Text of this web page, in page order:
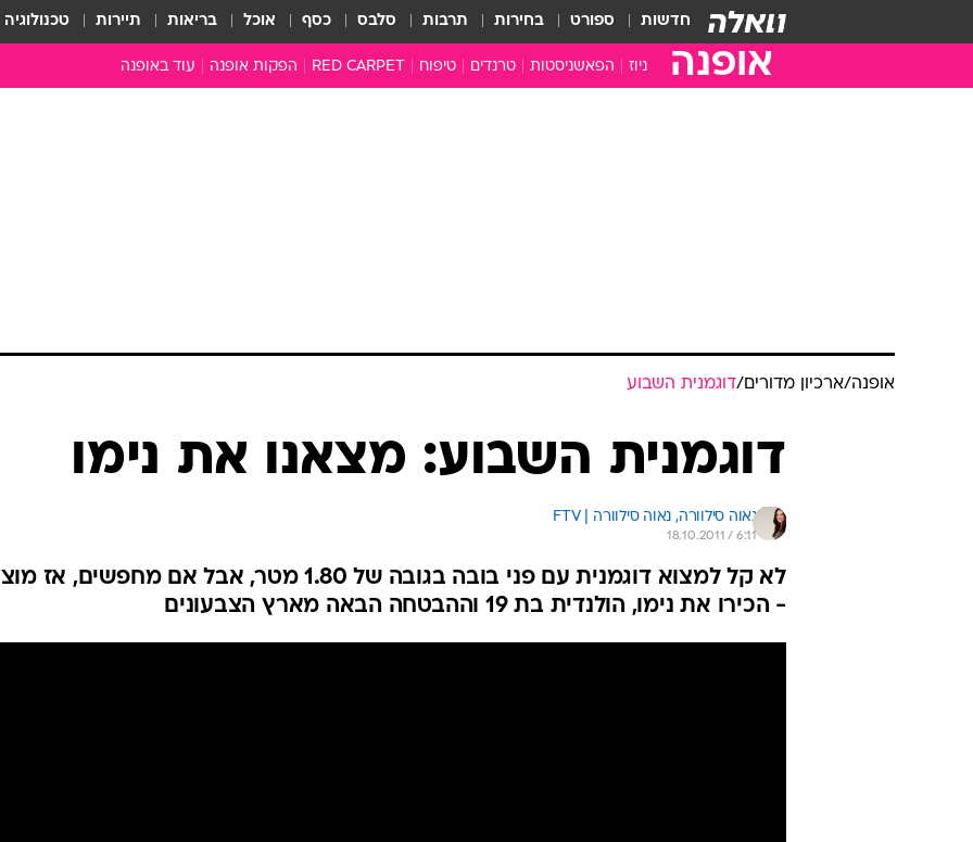
חדשות ספורט בחירות תרבות סלבס כסף אוכל בריאות תיירות טכנולוגיה
אופנה ניוז הפאשניסטות טרנדים טיפוח RED CARPET הפקות אופנה עוד באופנה
אופנה/ארכיון מדורים/דוגמנית השבוע
דוגמנית השבוע: מצאנו את נימו
נאוה סילוורה, נאוה סילוורה | FTV
18.10.2011 / 6:11
לא קל למצוא דוגמנית עם פני בובה בגובה של 1.80 מטר, אבל אם מחפשים,
- הכירו את נימו, הולנדית בת 19 וההבטחה הבאה מארץ הצבעונים